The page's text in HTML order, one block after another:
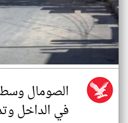
الصومال
في الداخل